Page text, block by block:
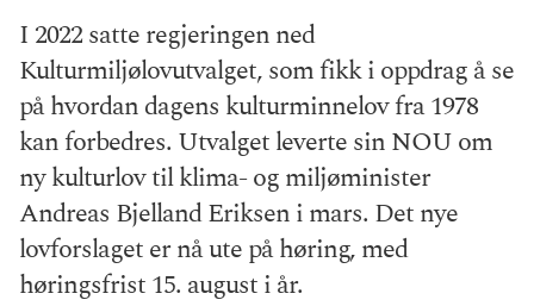
I 2022 satte regjeringen ned
Kulturmiljølovutvalget, som fikk i oppdrag å se
på hvordan dagens kulturminnelov fra 1978
kan forbedres. Utvalget leverte sin NOU om
ny kulturlov til klima- og miljøminister
Andreas Bjelland Eriksen i mars. Det nye
lovforslaget er nå ute på høring, med
høringsfrist 15. august i år.